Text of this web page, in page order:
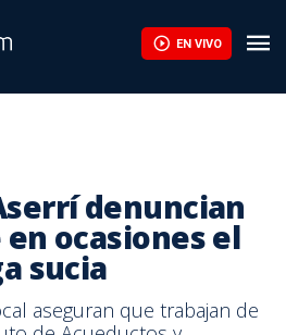
EN VIVO
denuncian
ocasiones el
sucia
aseguran que trabajan de